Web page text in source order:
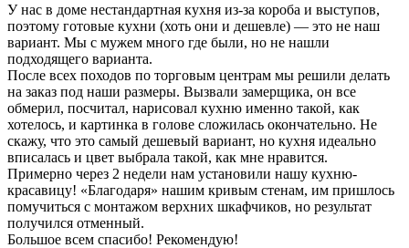
У нас в доме нестандартная кухня из-за короба и выступов,
поэтому готовые кухни (хоть они и дешевле) — это не наш
вариант. Мы с мужем много где были, но не нашли
подходящего варианта.
После всех походов по торговым центрам мы решили делать
на заказ под наши размеры. Вызвали замерщика, он все
обмерил, посчитал, нарисовал кухню именно такой, как
хотелось, и картинка в голове сложилась окончательно. Не
скажу, что это самый дешевый вариант, но кухня идеально
вписалась и цвет выбрала такой, как мне нравится.
Примерно через 2 недели нам установили нашу кухню-
красавицу! «Благодаря» нашим кривым стенам, им пришлось
помучиться с монтажом верхних шкафчиков, но результат
получился отменный.
Большое всем спасибо! Рекомендую!